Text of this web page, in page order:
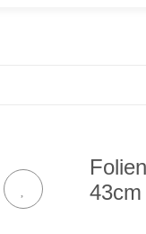
43cm